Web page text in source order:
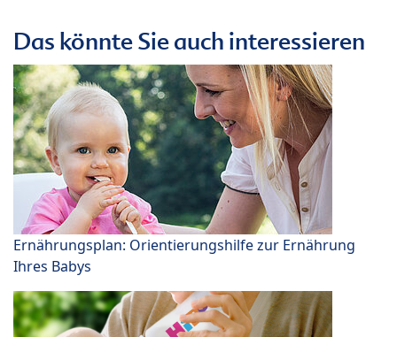
Das könnte Sie auch interessieren
Ernährungsplan: Orientierungshilfe zur Ernährung
Ihres Babys